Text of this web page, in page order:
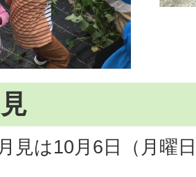
見は10月6日（月曜